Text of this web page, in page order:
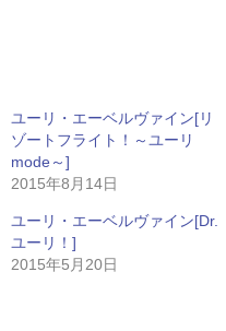
ユーリ・エーベルヴァイン[リ
ゾートフライト！～ユーリ
mode～]
2015年8月14日
ユーリ・エーベルヴァイン[Dr.
ユーリ！]
2015年5月20日